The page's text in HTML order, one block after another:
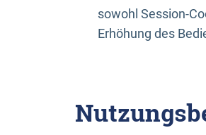
sowohl Session-
Erhöhung des